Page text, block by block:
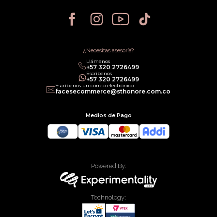
Política de Privacidad
Política de Cancelación
Política legal de Gift Cards¿Necesitas asesoría?
Llámanos
‎+57 320 2726499
Escríbenos
‎+57 320 2726499
Escríbenos un correo electrónico
facesecommerce@sthonore.com.co
Medios de Pago
Powered By:
Technology: